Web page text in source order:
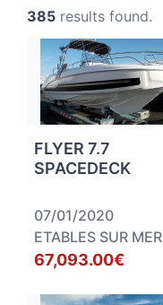
385 results found.
FLYER 7.7
SPACEDECK
07/01/2020
ETABLES SUR MER
67,093.00€